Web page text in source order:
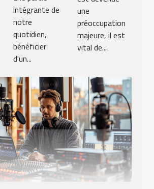
intégrante de
notre
quotidien,
bénéficier
d'un...
une
préoccupation
majeure, il est
vital de...